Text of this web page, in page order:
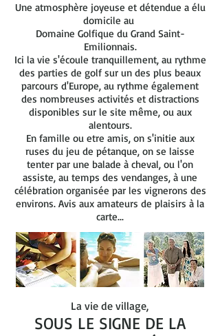
Une atmosphère joyeuse et détendue a élu
domicile au
Domaine Golfique du Grand Saint-
Emilionnais.
Ici la vie s'écoule tranquillement, au rythme
des parties de golf sur un des plus beaux
parcours d'Europe, au rythme également
des nombreuses activités et distractions
disponibles sur le site même, ou aux
alentours.
En famille ou etre amis, on s'initie aux
ruses du jeu de pétanque, on se laisse
tenter par une balade à cheval, ou l'on
assiste, au temps des vendanges, à une
célébration organisée par les vignerons des
environs. Avis aux amateurs de plaisirs à la
carte...
La vie de village,
SOUS LE SIGNE DE LA